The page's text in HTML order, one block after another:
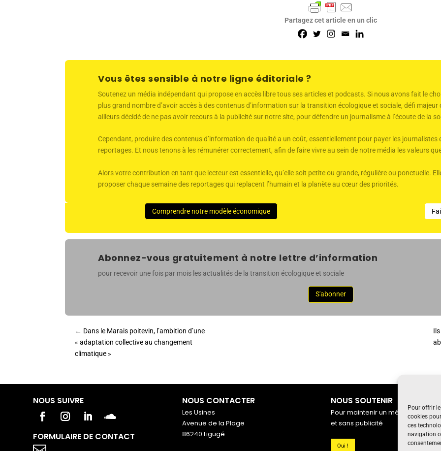
Pour offrir
cookies
ces
navigation
Partagez cet article en un clic
Vous êtes sensible à notre ligne éditoriale ?
Soutenez un média indépendant qui propose en accès libre tous ses articles et podcasts. Si nous avons fait le
plus grand nombre d’avoir accès à des contenus d’information sur la transition écologique et sociale, défi
ailleurs décidé de ne pas avoir recours à la publicité sur notre site, pour défendre un journalisme à l’écoute de la
Cependant, produire des contenus d’information de qualité a un coût, essentiellement pour payer les
reportages. Et nous tenons à les rémunérer correctement, afin de faire vivre au sein de notre média les valeurs
Alors votre contribution en tant que lecteur est essentielle, qu’elle soit petite ou grande, régulière ou ponctuelle.
proposer chaque semaine des reportages qui replacent l’humain et la planète au cœur des priorités.
Comprendre notre modèle économique
Abonnez-vous gratuitement à notre lettre d’information
pour recevoir une fois par mois les actualités de la transition écologique et sociale
S'abonner
← Dans le Marais poitevin, l’ambition d’une
« adaptation collective au changement
climatique »
NOUS SUIVRE
FORMULAIRE DE CONTACT
NOUS CONTACTER
Les Usines
Avenue de la Plage
86240 Ligugé
NOUS SOUTENIR
Pour maintenir un média
et sans publicité
Oui !